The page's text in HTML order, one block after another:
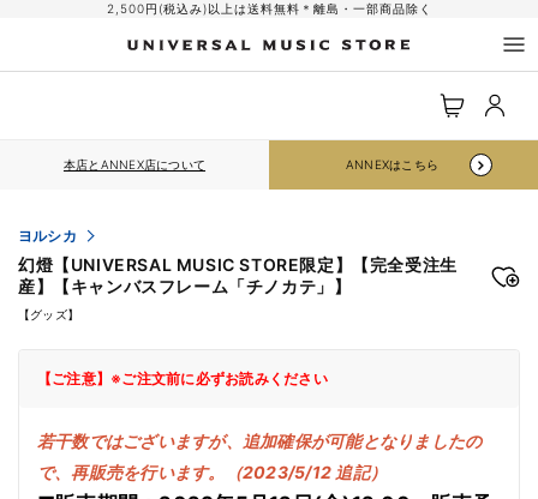
2,500円(税込み)以上は送料無料＊離島・一部商品除く
ー
ロ
グ
イ
ン
本店とANNEX店について ANNEXはこちら
ヨルシカ
幻燈【UNIVERSAL MUSIC STORE限定】【完全受注生
産】【キャンバスフレーム「チノカテ」】
【グッズ】
【ご注意】※ご注文前に必ずお読みください
若干数ではございますが、追加確保が可能となりましたの
で、再販売を行います。（2023/5/12 追記）